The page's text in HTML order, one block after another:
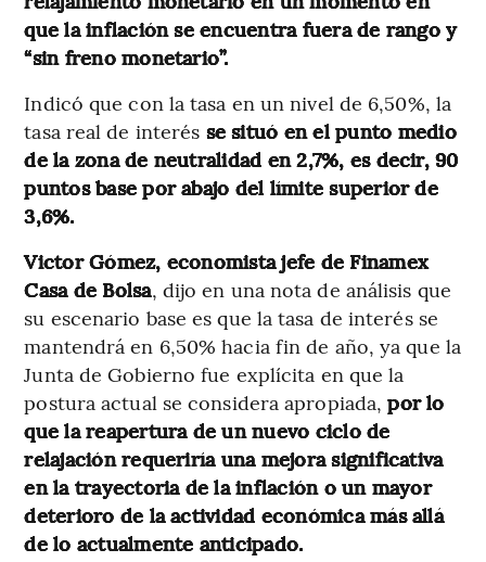
que la inflación se encuentra fuera de rango y
“sin freno monetario”.
Indicó que con la tasa en un nivel de 6,50%, la
tasa real de interés se situó en el punto medio
de la zona de neutralidad en 2,7%, es decir, 90
puntos base por abajo del límite superior de
3,6%.
Victor Gómez, economista jefe de Finamex
Casa de Bolsa, dijo en una nota de análisis que
su escenario base es que la tasa de interés se
mantendrá en 6,50% hacia fin de año, ya que la
Junta de Gobierno fue explícita en que la
postura actual se considera apropiada,por lo
que la reapertura de un nuevo ciclo de
relajación requeriría una mejora significativa
en la trayectoria de la inflación o un mayor
deterioro de la actividad económica más allá
de lo actualmente anticipado.